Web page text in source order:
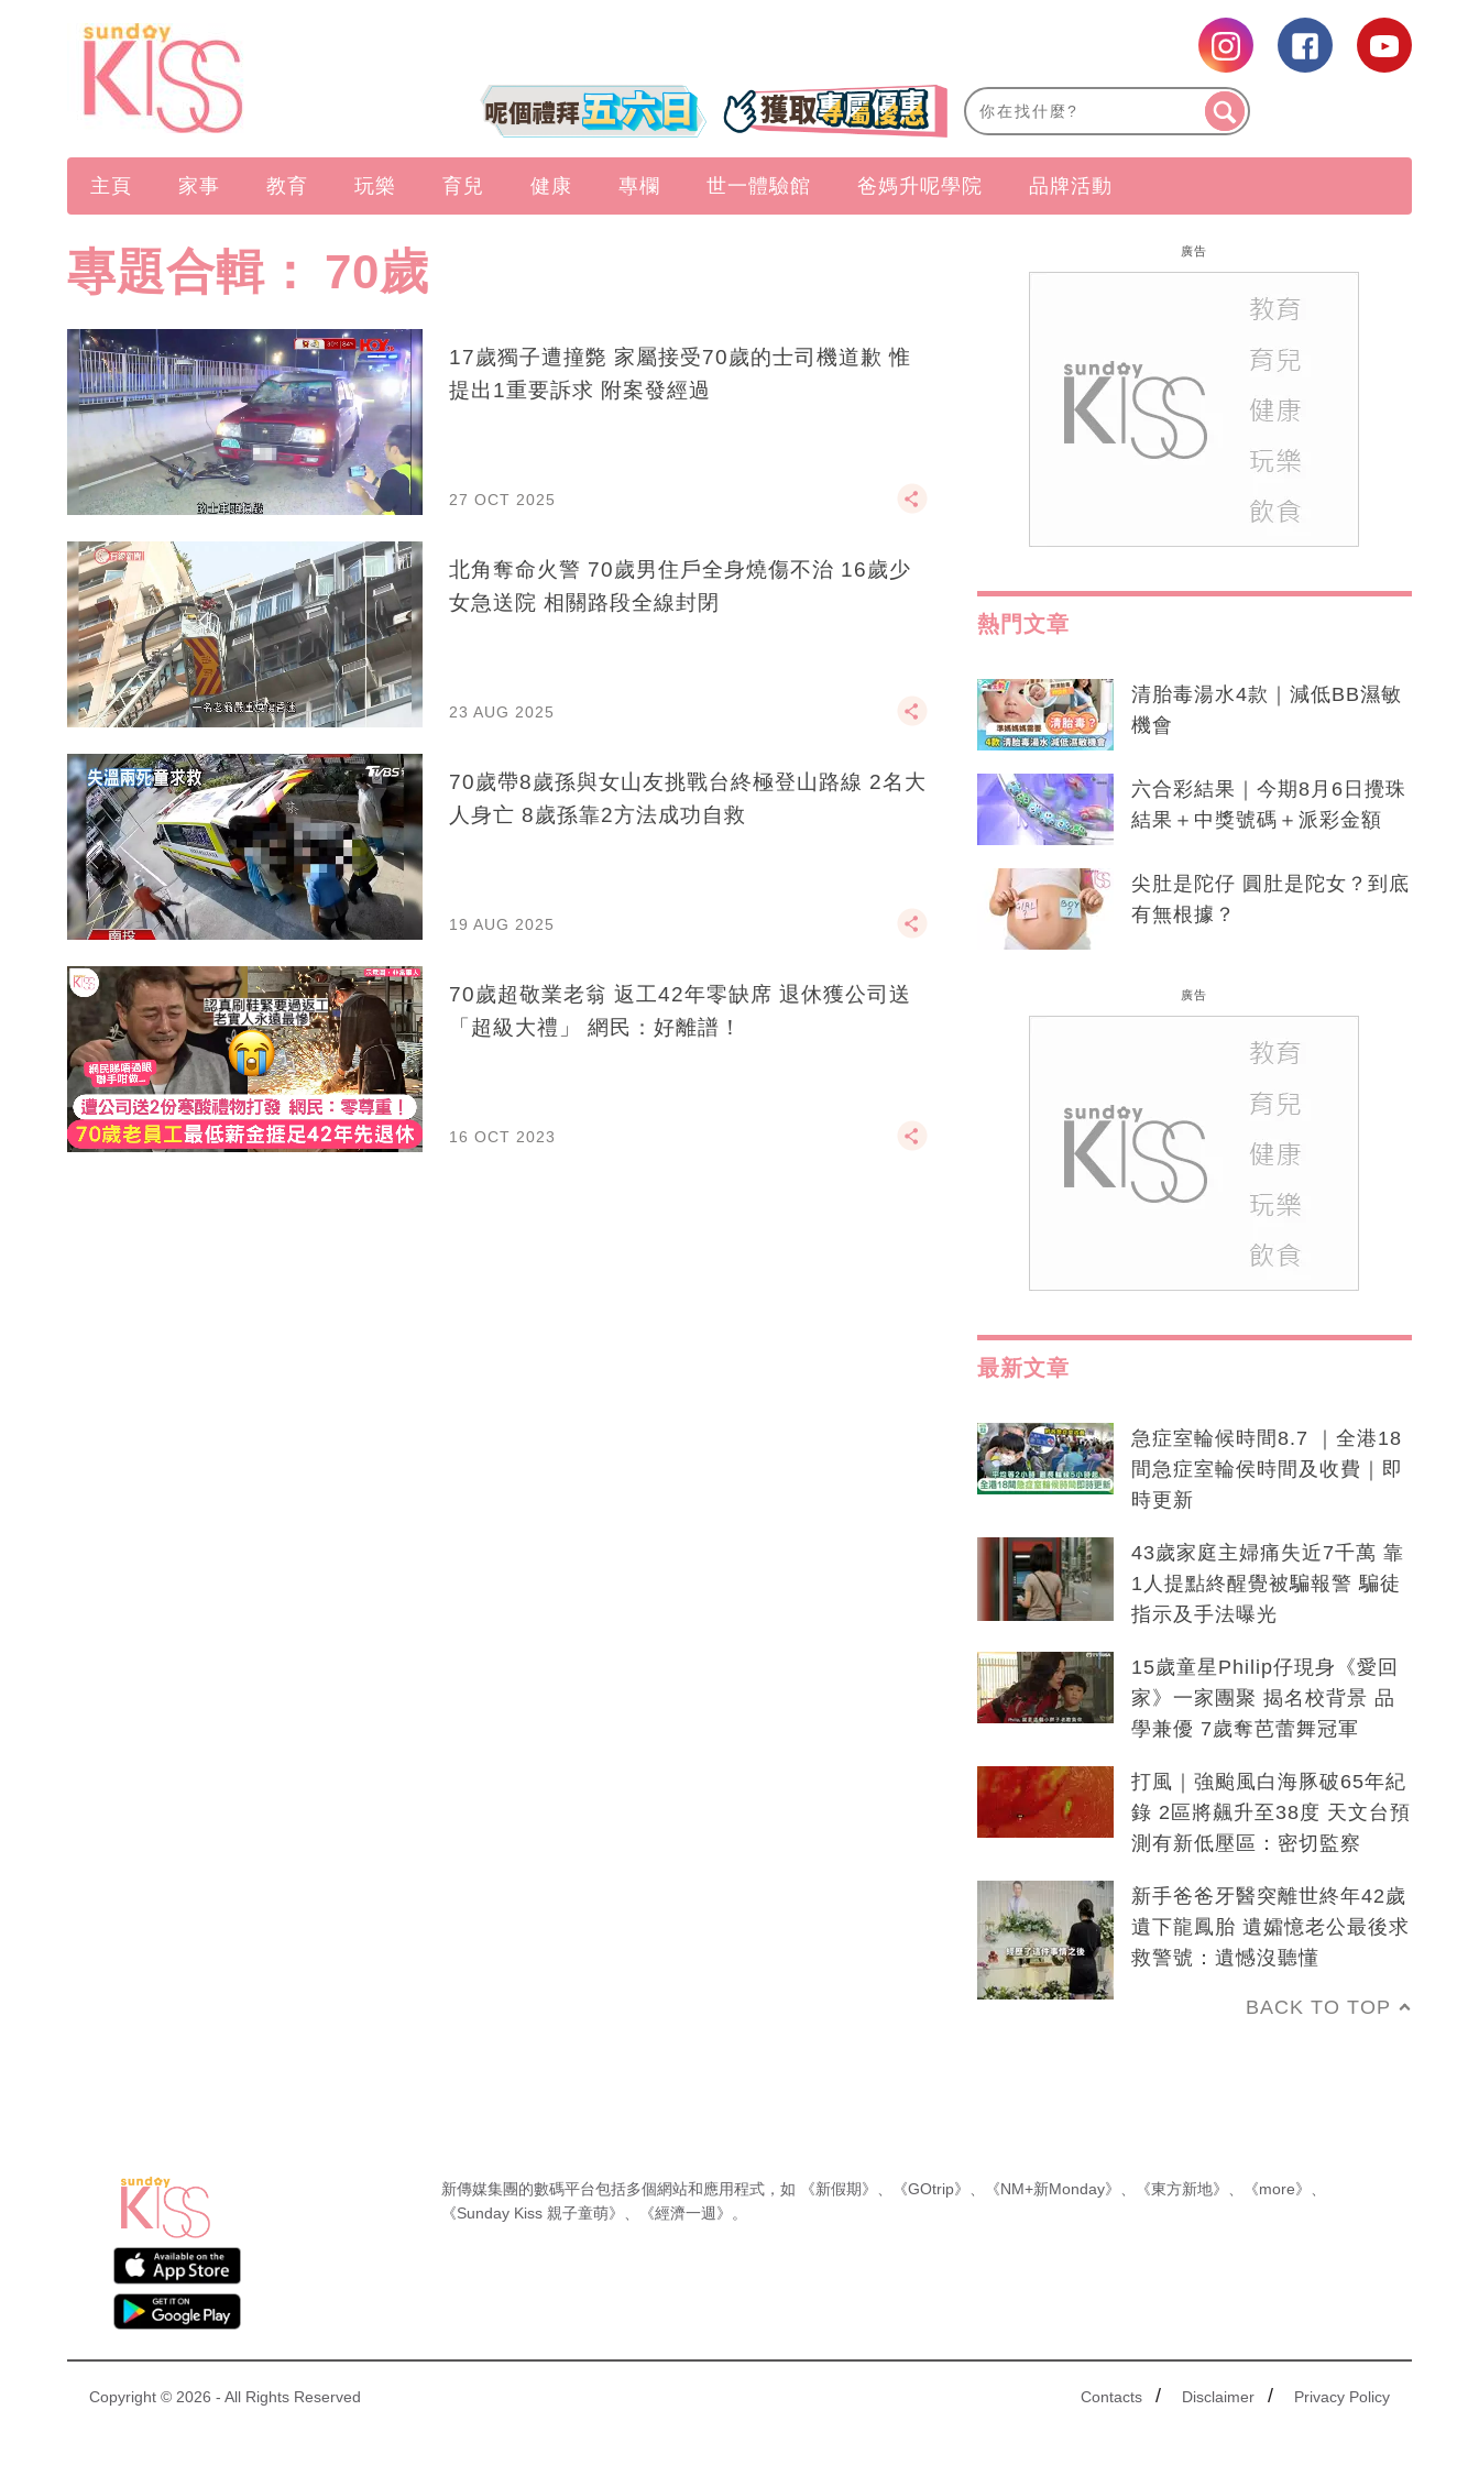
主頁 家事 教育 玩樂 育兒 健康 專欄 世一體驗館 爸媽升呢學院 品牌活動
專題合輯： 70歲
17歲獨子遭撞斃 家屬接受70歲的士司機道歉 惟
提出1重要訴求 附案發經過
27 OCT 2025
北角奪命火警 70歲男住戶全身燒傷不治 16歲少
女急送院 相關路段全線封閉
23 AUG 2025
70歲帶8歲孫與女山友挑戰台終極登山路線 2名大
人身亡 8歲孫靠2方法成功自救
19 AUG 2025
70歲超敬業老翁 返工42年零缺席 退休獲公司送
「超級大禮」 網民：好離譜！
16 OCT 2023
廣告
熱門文章
清胎毒湯水4款｜減低BB濕敏
機會
六合彩結果｜今期8月6日攪珠
結果＋中獎號碼＋派彩金額
尖肚是陀仔 圓肚是陀女？到底
有無根據？
廣告
最新文章
急症室輪候時間8.7 ｜全港18
間急症室輪侯時間及收費｜即
時更新
43歲家庭主婦痛失近7千萬 靠
1人提點終醒覺被騙報警 騙徒
指示及手法曝光
15歲童星Philip仔現身《愛回
家》一家團聚 揭名校背景 品
學兼優 7歲奪芭蕾舞冠軍
打風｜強颱風白海豚破65年紀
錄 2區將飆升至38度 天文台預
測有新低壓區：密切監察
新手爸爸牙醫突離世終年42歲
遺下龍鳳胎 遺孀憶老公最後求
救警號：遺憾沒聽懂
BACK TO TOP
新傳媒集團的數碼平台包括多個網站和應用程式，如 《新假期》 《GOtrip》 《NM+新Monday》 《東方新地》 《more》
《Sunday Kiss 親子童萌》
《經濟一週》 。
Contacts / Disclaimer / Privacy Policy
Copyright © 2026 - All Rights Reserved